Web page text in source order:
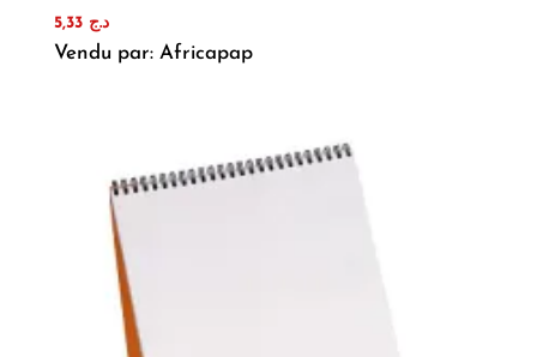
د.ج 5,33
Vendu par: Africapap